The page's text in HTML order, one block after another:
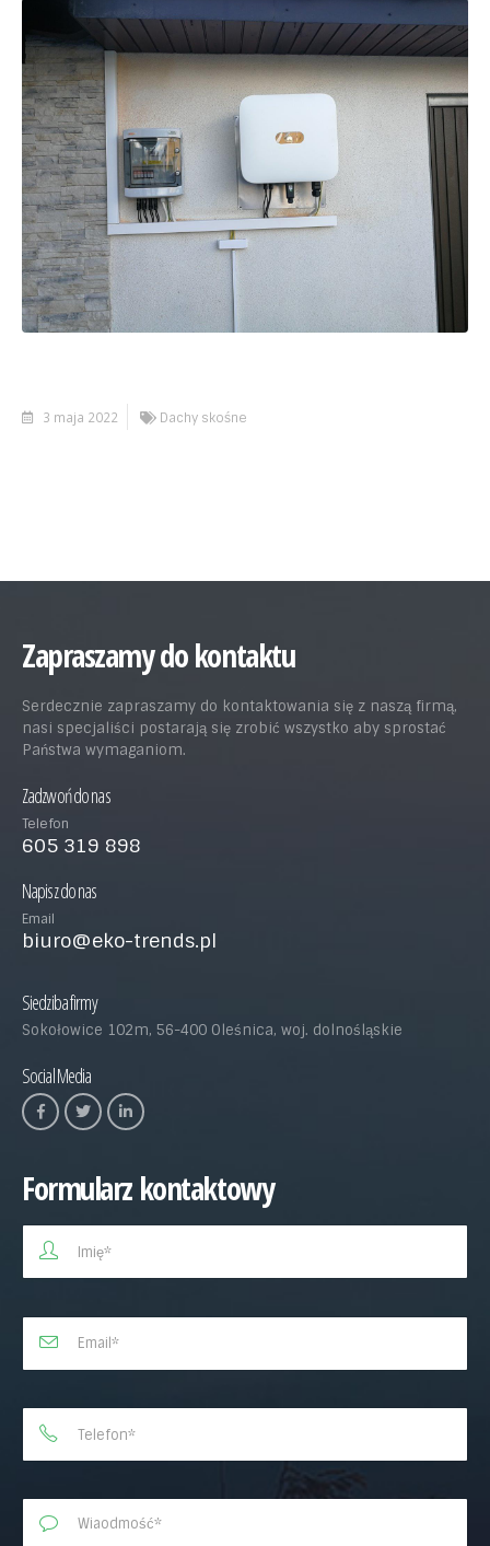
3 maja 2022 Dachy skośne
Zapraszamy do kontaktu
Serdecznie zapraszamy do kontaktowania się z naszą firmą,
nasi specjaliści postarają się zrobić wszystko aby sprostać
Państwa wymaganiom.
Zadzwoń do nas
Telefon
605 319 898
Napisz do nas
Email
biuro@eko-trends.pl
Siedziba firmy
Sokołowice 102m, 56-400 Oleśnica, woj. dolnośląskie
Social Media
Formularz kontaktowy